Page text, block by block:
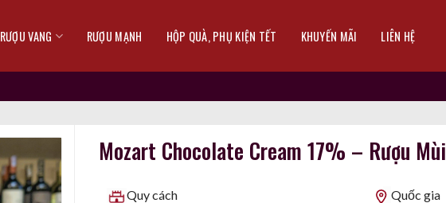
RƯỢU VANG RƯỢU MẠNH HỘP QUÀ, PHỤ KIỆN TẾT KHUYẾN MÃI LIÊN HỆ
Mozart Chocolate Cream 17% – Rượu Mùi
Quy cách
Quốc gia